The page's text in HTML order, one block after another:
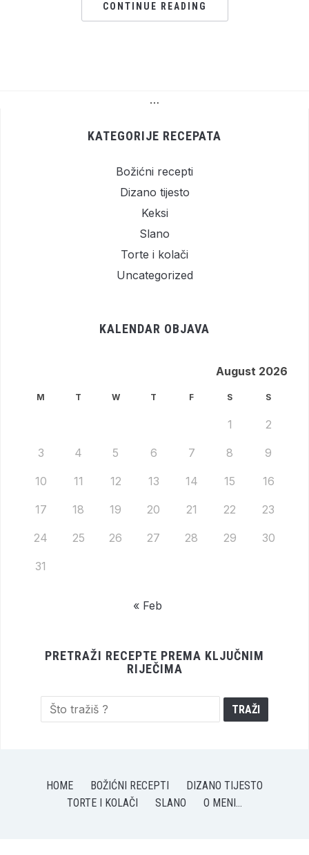
CONTINUE READING
…
KATEGORIJE RECEPATA
Božićni recepti
Dizano tijesto
Keksi
Slano
Torte i kolači
Uncategorized
KALENDAR OBJAVA
August 2026
M T W T F S S
1 2
3 4 5 6 7 8 9
10 11 12 13 14 15 16
17 18 19 20 21 22 23
24 25 26 27 28 29 30
31
« Feb
PRETRAŽI RECEPTE PREMA KLJUČNIM
RIJEČIMA
HOME BOŽIĆNI RECEPTI
DIZANO TIJESTO
TORTE I KOLAČI
SLANO O MENI…